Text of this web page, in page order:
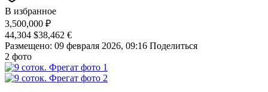
В избранное
3,500,000 ₽
44,304 $38,462 €
Размещено: 09 февраля 2026, 09:16 Поделиться
2 фото